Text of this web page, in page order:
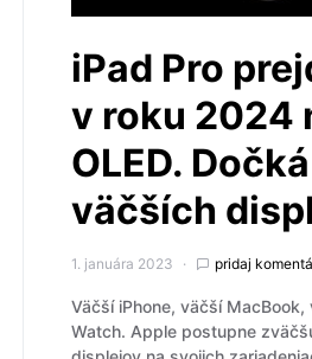
iPad Pro
v roku 2024
OLED.
väčších
1. januára 2023 pridaj
Väčší iPhone, väčší
Watch. Apple postupne